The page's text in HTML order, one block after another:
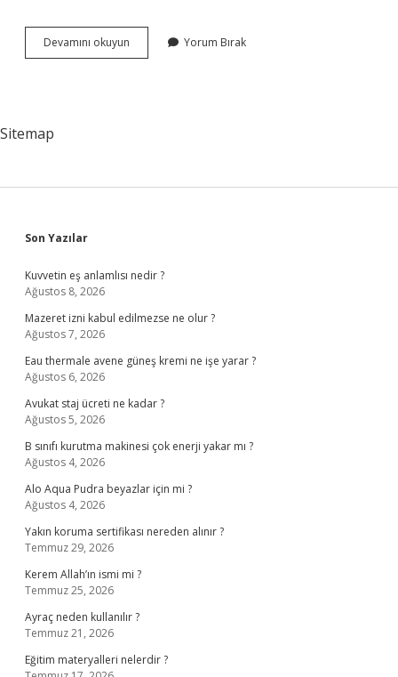
Devamını okuyun
De
Yorum Bırak
Sitemap
Sidebar
Son Yazılar
Kuvvetin eş anlamlısı nedir ?
Ağustos 8, 2026
Mazeret izni kabul edilmezse ne olur ?
Ağustos 7, 2026
Eau thermale avene güneş kremi ne işe yarar ?
Ağustos 6, 2026
Avukat staj ücreti ne kadar ?
Ağustos 5, 2026
B sınıfı kurutma makinesi çok enerji yakar mı ?
Ağustos 4, 2026
Alo Aqua Pudra beyazlar için mi ?
Ağustos 4, 2026
Yakın koruma sertifikası nereden alınır ?
Temmuz 29, 2026
Kerem Allah’ın ismi mi ?
Temmuz 25, 2026
Ayraç neden kullanılır ?
Temmuz 21, 2026
Eğitim materyalleri nelerdir ?